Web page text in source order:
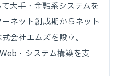
大手・金融系システムを
ネット創成期からネット
会社エムズを設立。
・システム構築を支